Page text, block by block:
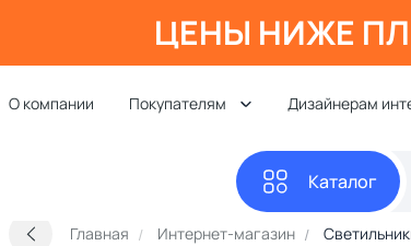
ЦЕНЫ НИЖЕ
О компании Покупателям Дизайнерам
Каталог
Главная Интернет-магазин